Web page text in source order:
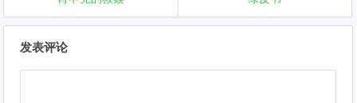
发表评论